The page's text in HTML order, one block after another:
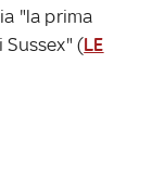
"la prima
Sussex" (LE